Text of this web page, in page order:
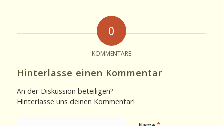
0
KOMMENTARE
Hinterlasse einen Kommentar
An der Diskussion beteiligen?
Hinterlasse uns deinen Kommentar!
Name